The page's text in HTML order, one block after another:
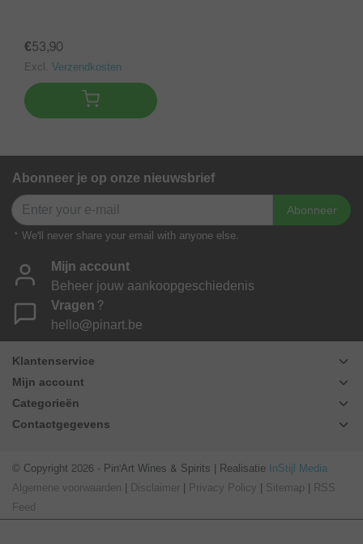
€53,90
Excl. Verzendkosten
Abonneer je op onze nieuwsbrief
Abonneer
* We'll never share your email with anyone else.
Mijn account
Beheer jouw aankoopgeschiedenis
Vragen?
hello@pinart.be
Klantenservice
Mijn account
Categorieën
Contactgegevens
© Copyright 2026 - Pin'Art Wines & Spirits | Realisatie InStijl Media
Algemene voorwaarden | Disclaimer | Privacy Policy | Sitemap | RSS
Feed